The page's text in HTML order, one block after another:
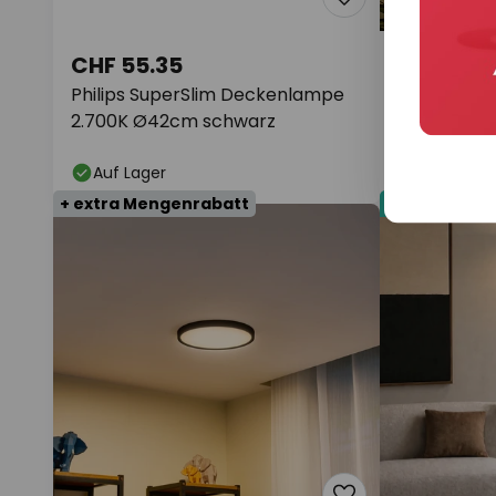
Philips SuperSlim Deckenlampe
2.700K Ø42cm schwarz
CHF 55.35
Auf Lager
28 cm,
CHF
+ extra Mengenrabatt